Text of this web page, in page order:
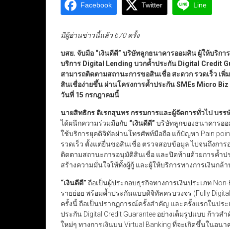
Facebook Twitter Line
มีผู้อ่านข่าวนี้แล้ว 670 ครั้ง
บสย. จับมือ “เงินดีดี” บริษัทลูกธนาคารออมสิน ผู้ให้บริกา
บริการ Digital Lending บวกค้ำประกัน Digital Credit
สามารถติดตามสถานะการขอสินเชื่อ สะดวก รวดเร็ว เพิ่
สินเชื่อง่ายขึ้น ผ่านโครงการค้ำประกัน SMEs Micro Biz
วันที่ 15 กรกฎาคมนี้
นายสิทธิกร ดิเรกสุนทร กรรมการและผู้จัดการทั่วไป บร
ได้ผนึกความร่วมมือกับ “เงินดีดี” บริษัทลูกของธนาคารออ
ใช้บริการยุคดิจิทัลผ่านโทรศัพท์มือถือ แก้ปัญหา Pain
รวดเร็ว ตั้งแต่ยื่นขอสินเชื่อ ตรวจสอบข้อมูล ไปจนถึงกา
ติดตามสถานะการอนุมัติสินเชื่อ และปิดท้ายด้วยการค้ำ
สร้างความมั่นใจให้ทั้งผู้กู้ และผู้ให้บริการทางการเงินกล้
“เงินดีดี” ถือเป็นผู้ประกอบธุรกิจทางการเงินประเภท
รายย่อย พร้อมค้ำประกันแบบดิจิทัลครบวงจร (Fully
ครั้งนี้ ถือเป็นปรากฏการณ์ครั้งสำคัญ และครั้งแรกในประ
ประกัน Digital Credit Guarantee อย่างเต็มรูปแบบ ก้า
ใหม่ๆ ทางการเงินบน Virtual Banking ที่จะเกิดขึ้นในอน